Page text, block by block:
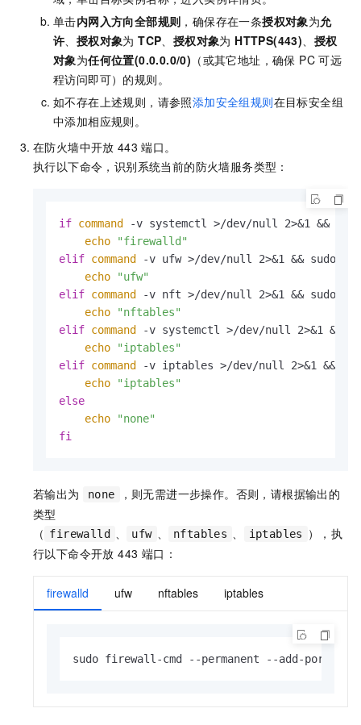
单击内网入方向全部规则 ，确保存在一条授权对象为允
许
授权对象为TCP 授权对象为 HTTPS(443)
授权
对象为任何位置(0.0.0.0/0) （或其它地址，确保 PC 可远
程访问即可）的规则。
如不存在上述规则，请参照添加安全组规则在目标安全组
中添加相应规则。
在防火墙中开放 443 端口。
执行以下命令，识别系统当前的防火墙服务类型：
if command
-v systemctl >/dev/null 2>&1 &&
echo
"firewalld"
elif command
-v ufw >/dev/null 2>&1 && sudo
echo
"ufw"
elif command
-v nft >/dev/null 2>&1 &&
echo
"nftables"
elif command
-v systemctl >/dev/null 2>&1
echo
"iptables"
elif command
-v iptables >/dev/null 2>&1 &&
echo
"iptables"
else
echo
"none"
fi
若输出为 none
，则无需进一步操作。否则，请根据输出的
类型
（ firewalld ufw nftables iptables
），执
行以下命令开放 443 端口：
firewalld ufw nftables iptables
sudo firewall-cmd --permanent --add-